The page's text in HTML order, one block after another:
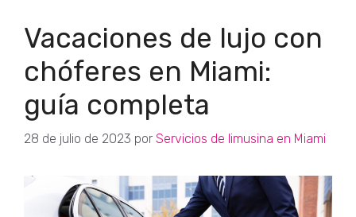
Vacaciones de lujo con
chóferes en Miami:
guía completa
28 de julio de 2023 por Servicios de limusina en Miami